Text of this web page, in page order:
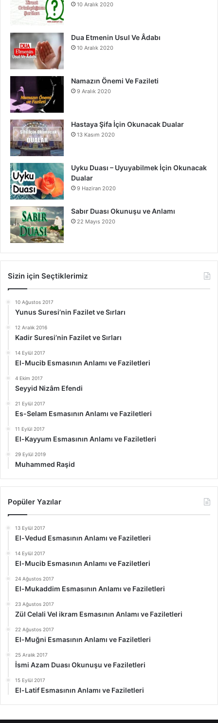
10 Aralık 2020
Dua Etmenin Usul Ve Âdabı
10 Aralık 2020
Namazın Önemi Ve Fazileti
9 Aralık 2020
Hastaya Şifa İçin Okunacak Dualar
13 Kasım 2020
Uyku Duası – Uyuyabilmek İçin Okunacak
Dualar
9 Haziran 2020
Sabır Duası Okunuşu ve Anlamı
22 Mayıs 2020
Sizin için Seçtiklerimiz
10 Ağustos 2017
Yunus Suresi’nin Fazilet ve Sırları
12 Aralık 2016
Kadir Suresi’nin Fazilet ve Sırları
14 Eylül 2017
El-Mucib Esmasının Anlamı ve Faziletleri
4 Ekim 2017
Seyyid Nizâm Efendi
21 Eylül 2017
Es-Selam Esmasının Anlamı ve Faziletleri
11 Eylül 2017
El-Kayyum Esmasının Anlamı ve Faziletleri
29 Eylül 2019
Muhammed Raşid
Popüler Yazılar
13 Eylül 2017
El-Vedud Esmasının Anlamı ve Faziletleri
14 Eylül 2017
El-Mucib Esmasının Anlamı ve Faziletleri
24 Ağustos 2017
El-Mukaddim Esmasının Anlamı ve Faziletleri
23 Ağustos 2017
Zül Celali Vel ikram Esmasının Anlamı ve Faziletleri
22 Ağustos 2017
El-Muğni Esmasının Anlamı ve Faziletleri
25 Aralık 2017
İsmi Azam Duası Okunuşu ve Faziletleri
15 Eylül 2017
El-Latif Esmasının Anlamı ve Faziletleri